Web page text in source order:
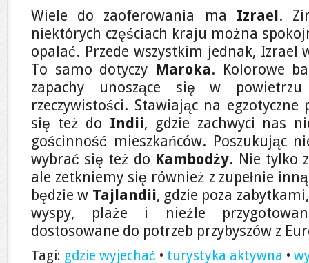
Wiele do zaoferowania ma Izrael.
niektórych częściach kraju można
opalać. Przede wszystkim jednak, Izrael
To samo dotyczy Maroka. Kolorowe
zapachy unoszące się w
rzeczywistości. Stawiając na
się też do Indii, gdzie zachwyci nas
gościnność mieszkańców. Poszukując
wybrać się też do Kambodży. Nie tylko
ale zetkniemy się również z zupełnie
będzie w Tajlandii, gdzie poza
wyspy, plaże i nieźle
dostosowane do potrzeb przybyszów z
Tagi: gdzie wyjechać • turystyka aktywna •